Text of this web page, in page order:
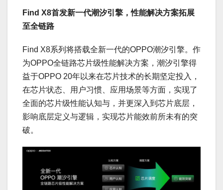
Find X8首发新一代潮汐引擎，性能解决方案拓展
至全链路
Find X8系列将搭载全新一代的OPPO潮汐引擎。作
为OPPO全链路芯片级性能解决方案，潮汐引擎得
益于OPPO 20年以来在芯片技术的长期坚定投入，
在芯片状态、用户习惯、应用场景等方面，实现了
全面的芯片级性能认知与，并更深入到芯片底层，
影响底层定义与逻辑，实现芯片能效前所未有的突
破。